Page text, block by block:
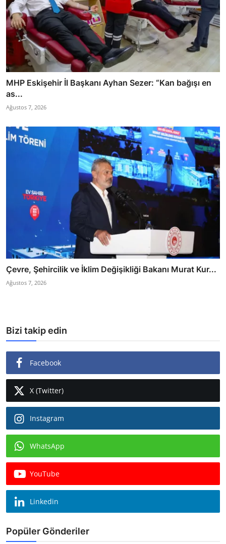
MHP Eskişehir İl Başkanı Ayhan Sezer: “Kan bağışı en
as...
Ağustos 7, 2026
Çevre, Şehircilik ve İklim Değişikliği Bakanı Murat Kur...
Ağustos 7, 2026
Bizi takip edin
Facebook
X (Twitter)
Instagram
WhatsApp
YouTube
Linkedin
Popüler Gönderiler